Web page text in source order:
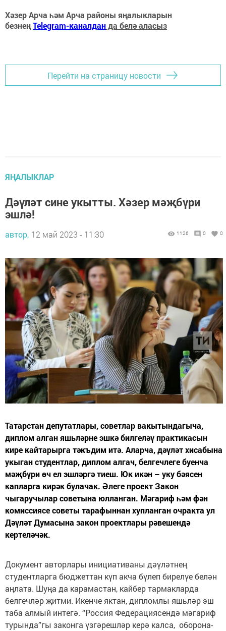
Хәзер Арча һәм Арча районы яңалыкларын
безнеңTelegram-каналданда белә аласыз
Перейти на страницу новости
ЯҢАЛЫКЛАР
Дәүләт сине укытты. Хәзер мәҗбүри
эшлә!
автор, 12 май 2023 - 11:30 1126 0 0
Татарстан депутатлары, советлар вакытындагыча,
диплом алган яшьләрне эшкә билгеләү практикасын
кире кайтарырга тәкъдим итә. Аларча, дәүләт хисабына
укыган студентлар, диплом алгач, белгечлеге буенча
мәҗбүри өч ел эшләргә тиеш. Юк икән – уку бәясен
капларга кирәк булачак. Әлеге проект Закон
чыгаручылар советына юлланган. Мәгариф һәм фән
комиссиясе советы тарафыннан хупланган очракта ул
Дәүләт Думасына закон проектлары рәвешендә
кертеләчәк.
Документ авторлары инициативаны дәүләтнең
студентларга бюджеттан күп акча бүлеп бирелүе белән
аңлата. Шуңа да карамастан, кайбер тармакларда
белгечләр җитми. Икенче яктан, дипломлы яшьләр эш
таба алмый интегә. “Россия Федерациясендә мәгариф
турында”гы законга үзгәрешләр керә калса, оборона-